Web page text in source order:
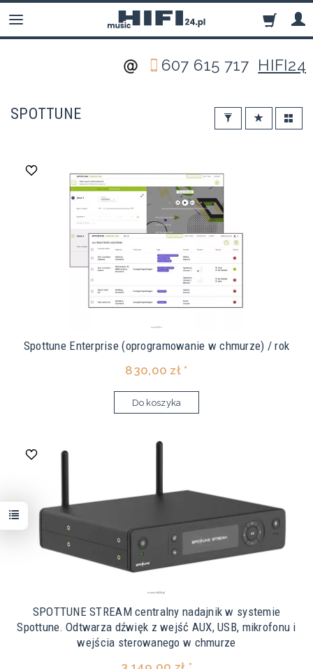
607 615 717 HIFI24
SPOTTUNE
Spottune Enterprise (oprogramowanie w chmurze) / rok
830,00 zł *
Do koszyka
SPOTTUNE STREAM centralny nadajnik w systemie
Spottune. Odtwarza dźwięk z wejść AUX, USB, mikrofonu i
wejścia sterowanego w chmurze